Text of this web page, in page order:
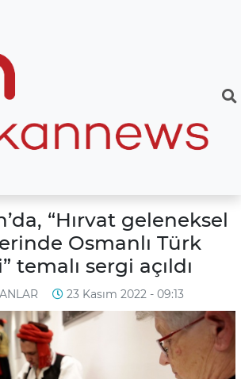
“Hırvat geleneksel
Osmanlı Türk
temalı sergi açıldı
23 Kasım 2022 - 09:13